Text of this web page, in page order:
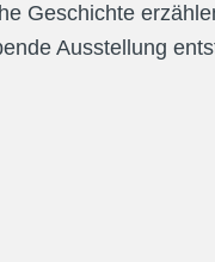
Geschichte
Ausstellung